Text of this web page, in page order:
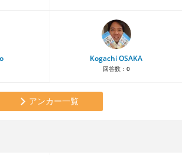
Kogachi OSAKA
回答数： 0
アンカー一覧